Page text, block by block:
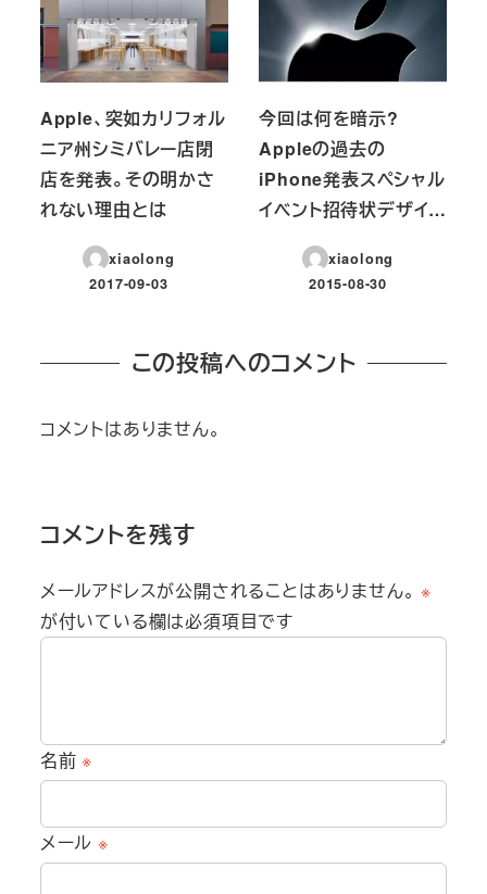
Apple、突如カリフォル
ニア州シミバレー店閉
店を発表。その明かさ
れない理由とは
xiaolong
投稿日
2017-09-03
今回は何を暗示?
Appleの過去の
iPhone発表スペシャル
イベント招待状デザイ…
xiaolong
投稿日
2015-08-30
この投稿へのコメント
コメントはありません。
コメントを残す
メールアドレスが公開されることはありません。 ※
が付いている欄は必須項目です
名前※
メール ※